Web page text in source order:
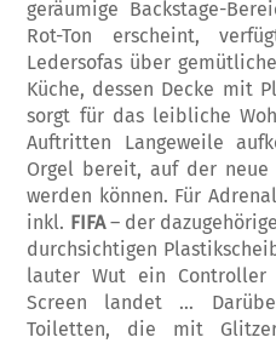
geräumige Backstage-
Rot-Ton erscheint,
Ledersofas über
Küche, dessen Decke mit
sorgt für das leib­liche
Auf­tritten Langeweile
Orgel bereit, auf der
werden können. Für
inkl. FIFA– der
durchsichtigen
lauter Wut ein
Screen landet …
Toiletten, die mit